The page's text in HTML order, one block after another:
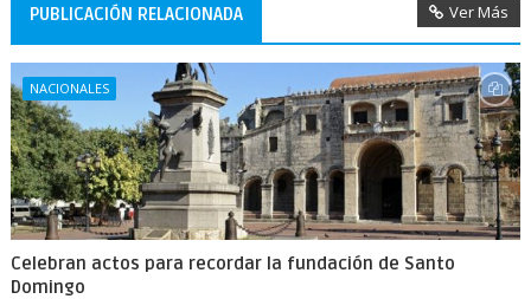
PUBLICACIÓN RELACIONADA Ver Más
NACIONALES
Celebran actos para recordar la fundación de Santo
Domingo